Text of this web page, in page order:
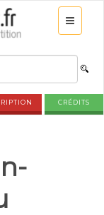
CRÉDITS